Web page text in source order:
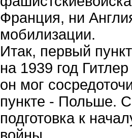
Франция, ни
мобилизации.
Итак, первый
на 1939 год
он мог
пункте - Польше.
подготовка к